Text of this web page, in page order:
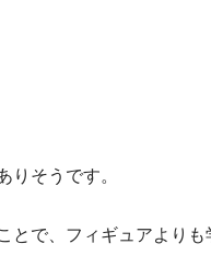
りそうです。
で、フィギュアよりも